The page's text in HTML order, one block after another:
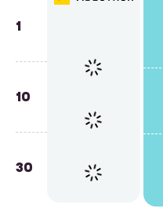
1
10
30